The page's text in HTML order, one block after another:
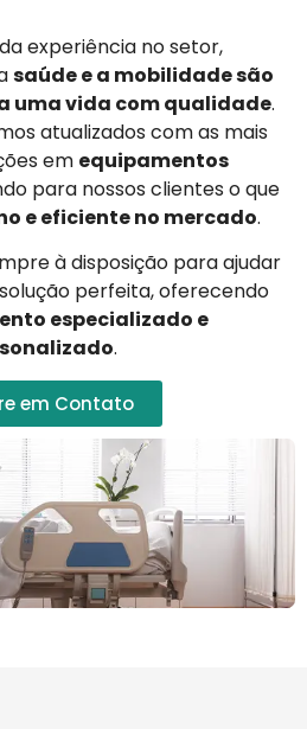
experiência no setor,
saúde e a mobilidade são
uma vida com qualidade.
atualizados com as mais
em equipamentos
para nossos clientes o que
e eficiente no mercado.
à disposição para ajudar
perfeita, oferecendo
especializado e
.
em Contato